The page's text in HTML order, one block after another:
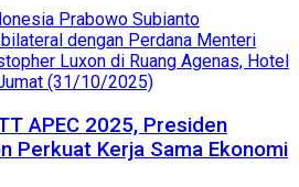
APEC 2025, Presiden
Perkuat Kerja Sama Ekonomi